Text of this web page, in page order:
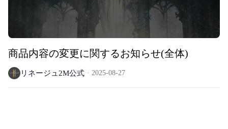
商品内容の変更に関するお知らせ(全体)
リネージュ2M公式 2025-08-27